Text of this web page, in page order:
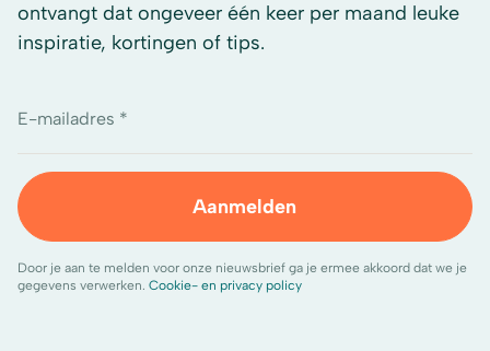
ontvangt dat ongeveer één keer per maand leuke
inspiratie, kortingen of tips.
E-mailadres *
Aanmelden
Door je aan te melden voor onze nieuwsbrief ga je ermee akkoord dat we je
gegevens verwerken. Cookie- en privacy policy